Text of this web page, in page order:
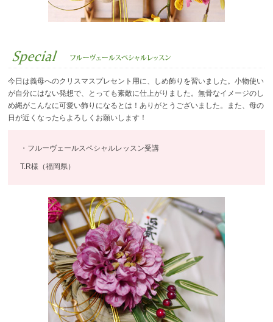
今日は義母へのクリスマスプレセント用に、しめ飾りを習いました。小物使い
が自分にはない発想で、とっても素敵に仕上がりました。無骨なイメージのし
め縄がこんなに可愛い飾りになるとは！ありがとうございました。また、母の
日が近くなったらよろしくお願いします！
・フルーヴェールスペシャルレッスン受講
T.R様（福岡県）